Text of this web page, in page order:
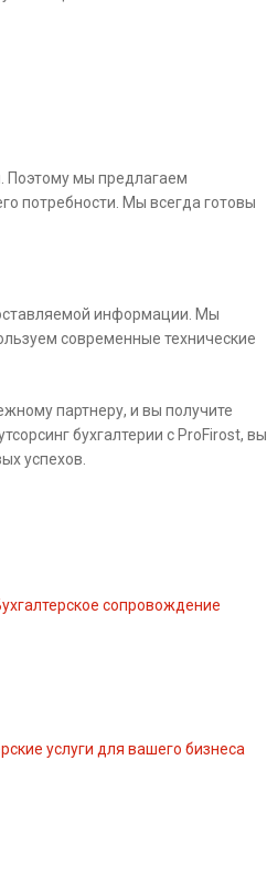
Поэтому мы предлагаем
потребности. Мы всегда готовы
информации. Мы
современные технические
партнеру, и вы получите
бухгалтерии с ProFirost, вы
успехов.
сопровождение
услуги для вашего бизнеса